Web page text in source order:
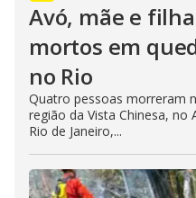
Avó, mãe e
mortos em
no Rio
Quatro pessoas morreram
região da Vista Chinesa, no
Rio de Janeiro,...